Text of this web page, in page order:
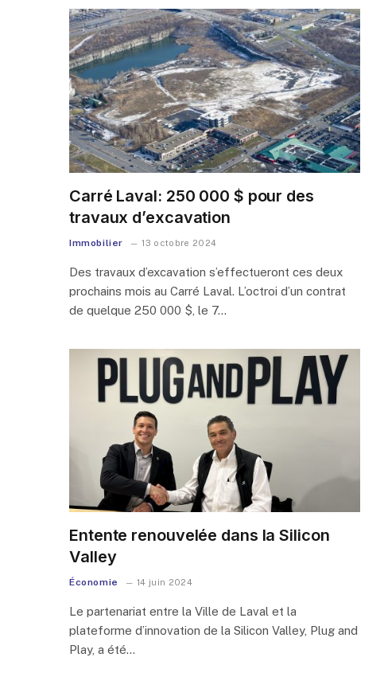
Carré Laval: 250 000 $ pour des
travaux d’excavation
Immobilier 13 octobre 2024
Des travaux d’excavation s’effectueront ces deux
prochains mois au Carré Laval. L’octroi d’un contrat
de quelque 250 000 $, le 7…
Entente renouvelée dans la Silicon
Valley
Économie 14 juin 2024
Le partenariat entre la Ville de Laval et la
plateforme d’innovation de la Silicon Valley, Plug and
Play, a été…